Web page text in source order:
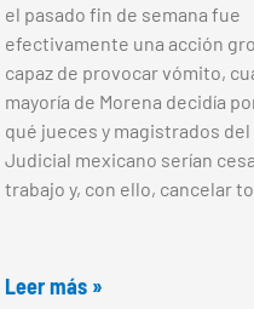
el pasado fin de semana fue
efectivamente una acción
capaz de provocar vómito,
mayoría de Morena decidía
qué jueces y magistrados
Judicial mexicano serían
trabajo y, con ello, cancelar
Leer más »